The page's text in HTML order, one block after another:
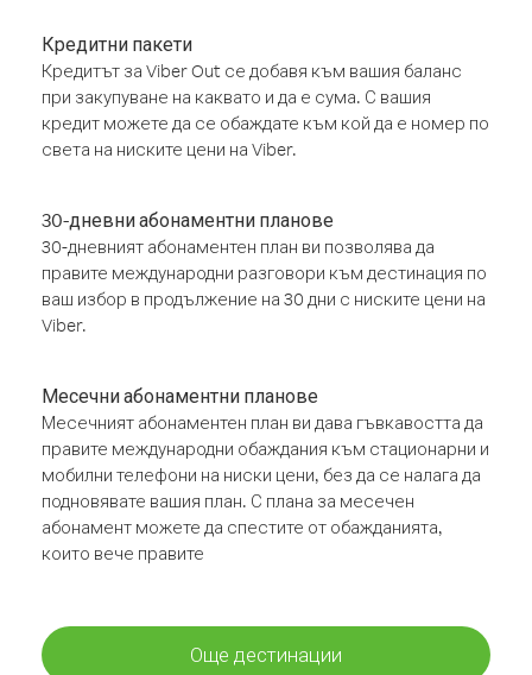
Кредитни пакети
Кредитът за Viber Out се добавя към вашия баланс
при закупуване на каквато и да е сума. С вашия
кредит можете да се обаждате към кой да е номер по
света на ниските цени на Viber.
30-дневни абонаментни планове
30-дневният абонаментен план ви позволява да
правите международни разговори към дестинация по
ваш избор в продължение на 30 дни с ниските цени на
Viber.
Месечни абонаментни планове
Месечният абонаментен план ви дава гъвкавостта да
правите международни обаждания към стационарни и
мобилни телефони на ниски цени, без да се налага да
подновявате вашия план. С плана за месечен
абонамент можете да спестите от обажданията,
които вече правите
Още дестинации